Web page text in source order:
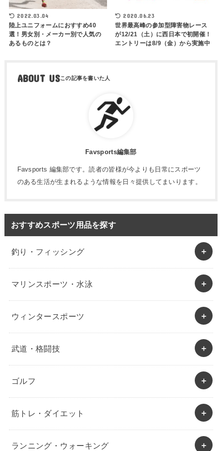
2022.03.04
陸上ユニフォームにおすすめ40
選！男女別・メーカー別で人気の
あるものとは？
2020.06.23
世界最高峰の参加型障害物レース
が12/21（土）に西日本で初開催！
エントリーは8/9（金）から実施中
ABOUT US
Favsports編集部
Favsports 編集部です。読者の皆様が今よりも日常にスポーツ
のある生活が生まれるような情報を日々提供してまいります。
おすすめスポーツ用品を探す
釣り・フィッシング
マリンスポーツ・水泳
ウィンタースポーツ
武道・格闘技
ゴルフ
筋トレ・ダイエット
ランニング・ウォーキング